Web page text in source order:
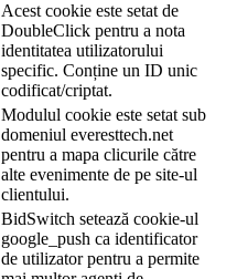
Acest cookie este setat de
DoubleClick pentru a nota
identitatea utilizatorului
specific. Conține un ID unic
codificat/criptat.
Modulul cookie este setat sub
domeniul everesttech.net
pentru a mapa clicurile către
alte evenimente de pe site-ul
clientului.
BidSwitch setează cookie-ul
google_push ca identificator
de utilizator pentru a permite